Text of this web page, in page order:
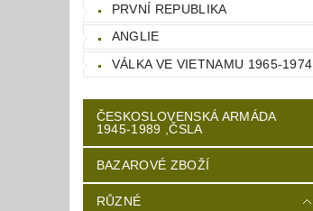
PRVNÍ REPUBLIKA
ANGLIE
VÁLKA VE VIETNAMU 1965-1974
ČESKOSLOVENSKÁ ARMÁDA
1945-1989 ,ČSLA
BAZAROVÉ ZBOŽÍ
RŮZNÉ